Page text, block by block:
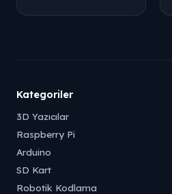
Kategoriler
3D Yazıcılar
Raspberry Pi
Arduino
SD Kart
Robotik Kodlama